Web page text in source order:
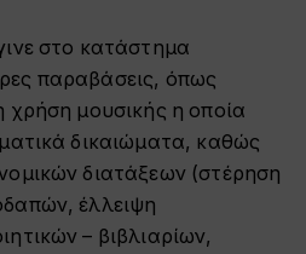
στο κατάστημα
παραβάσεις, όπως
χρήση μουσικής η οποία
δικαιώματα, καθώς
διατάξεων (στέρηση
έλλειψη
– βιβλιαρίων,